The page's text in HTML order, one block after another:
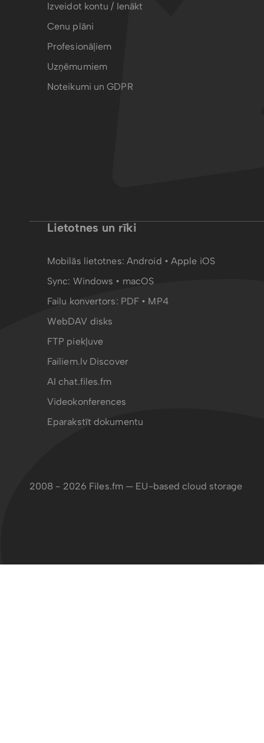
Izveidot kontu / Ienākt
Cenu plāni
Profesionāļiem
Uzņēmumiem
Noteikumi un GDPR
Lietotnes un rīki
Mobilās lietotnes: Android • Apple iOS
Sync: Windows • macOS
Failu konvertors: PDF • MP4
WebDAV disks
FTP piekļuve
Failiem.lv Discover
AI chat.files.fm
Videokonferences
Eparakstīt dokumentu
2008 - 2026 Files.fm — EU-based cloud storage